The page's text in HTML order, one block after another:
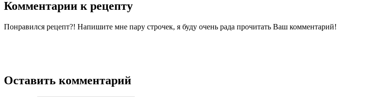
Комментарии к рецепту
Понравился рецепт?! Напишите мне пару строчек, я буду очень рада прочитать Ваш комментарий!
Оставить комментарий